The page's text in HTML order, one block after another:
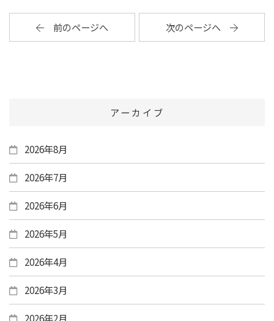
前のページへ 次のページへ
アーカイブ
2026年8月
2026年7月
2026年6月
2026年5月
2026年4月
2026年3月
2026年2月